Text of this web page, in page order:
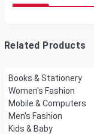
Related Products
Books & Stationery
Women's Fashion
Mobile & Computers
Men's Fashion
Kids & Baby